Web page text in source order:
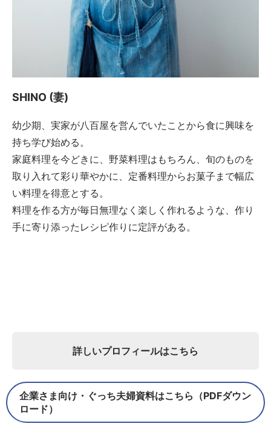
SHINO (妻)
幼少期、実家が八百屋を営んでいたことから食に興味を
持ち学び始める。
家庭料理を今どきに、野菜料理はもちろん、旬のものを
取り入れて彩り華やかに、定番料理からお菓子まで幅広
い料理を得意とする。
料理を作る方が毎日無理なく楽しく作れるような、作り
手に寄り添ったレシピ作りに定評がある。
詳しいプロフィールはこちら
企業さま向け・ぐっち夫婦資料はこちら（PDFダウン
ロード）